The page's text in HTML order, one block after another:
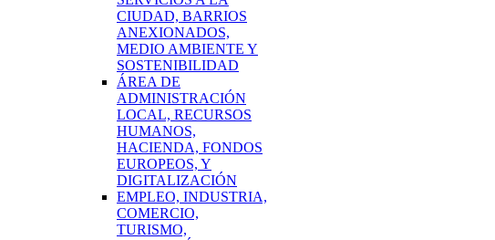
CIUDAD, BARRIOS
ANEXIONADOS,
MEDIO AMBIENTE Y
SOSTENIBILIDAD
ÁREA DE
ADMINISTRACIÓN
LOCAL, RECURSOS
HUMANOS,
HACIENDA, FONDOS
EUROPEOS, Y
DIGITALIZACIÓN
EMPLEO, INDUSTRIA,
COMERCIO,
TURISMO,